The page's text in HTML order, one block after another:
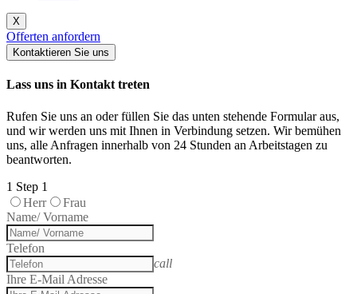
X
Offerten anfordern
Kontaktieren Sie uns
Lass uns in Kontakt treten
Rufen Sie uns an oder füllen Sie das unten stehende Formular aus,
und wir werden uns mit Ihnen in Verbindung setzen. Wir bemühen
uns, alle Anfragen innerhalb von 24 Stunden an Arbeitstagen zu
beantworten.
1 Step 1
Herr
Frau
Name/ Vorname
Telefon
call
Ihre E-Mail Adresse